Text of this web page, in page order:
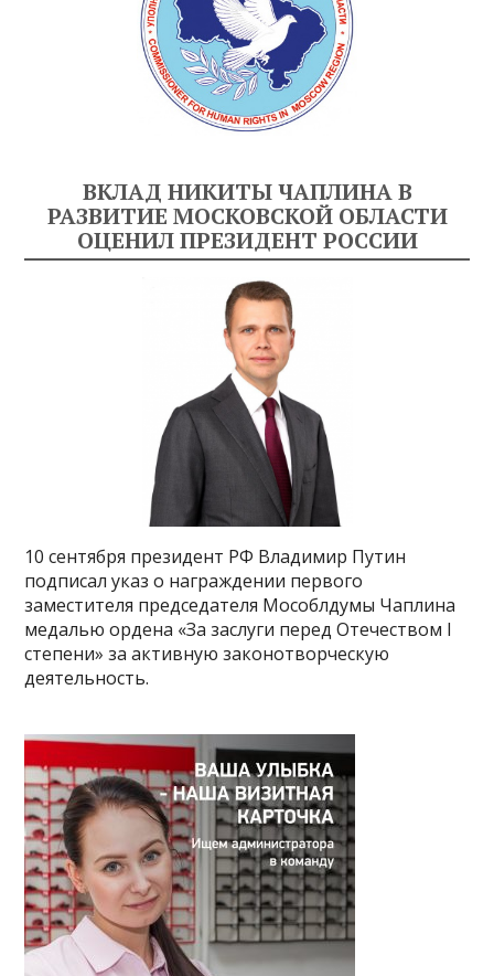
ВКЛАД НИКИТЫ ЧАПЛИНА В
РАЗВИТИЕ МОСКОВСКОЙ ОБЛАСТИ
ОЦЕНИЛ ПРЕЗИДЕНТ РОССИИ
10 сентября президент РФ Владимир Путин
подписал указ о награждении первого
заместителя председателя Мособлдумы Чаплина
медалью ордена «За заслуги перед Отечеством I
степени» за активную законотворческую
деятельность.